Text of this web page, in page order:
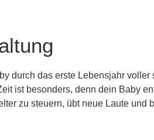
durch das erste Lebensjahr
ist besonders, denn dein Baby
zu steuern, übt neue Laute und